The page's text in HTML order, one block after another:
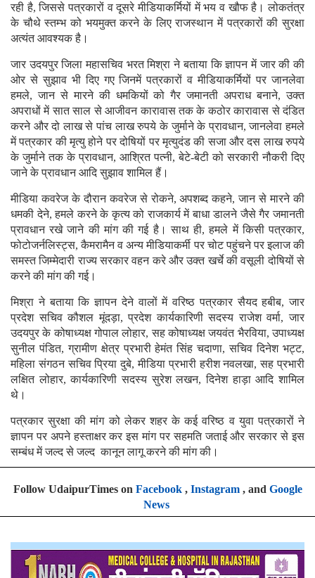
रही है, जिससे पत्रकारों व दूसरे मीडियाकर्मियों में भय व खौफ है। लोकतंत्र
के चौथे स्तम्भ को भयमुक्त करने के लिए राजस्थान में पत्रकारों की सुरक्षा
अत्यंत आवश्यक है।
जार उदयपुर जिला महासचिव भरत मिश्रा ने बताया कि ज्ञापन में जार की की
ओर से सुझाव भी दिए गए जिनमें पत्रकारों व मीडियाकर्मियों पर जानलेवा
हमले, जान से मारने की धमकियों को गैर जमानती अपराध बनाने, उक्त
अपराधों में सात साल से आजीवन कारावास तक के कठोर कारावास से दंडित
करने और दो लाख से पांच लाख रुपये के जुर्माने के प्रावधान, जानलेवा हमले
में पत्रकार की मृत्यु होने पर दोषियों पर मृत्युदंड की सजा और दस लाख रुपये
के जुर्माने तक के प्रावधान, आश्रित पत्नी, बेटे-बेटी को सरकारी नौकरी दिए
जाने के प्रावधान आदि सुझाव शामिल हैं।
मीडिया कवरेज के दौरान कवरेज से रोकने, अपशब्द कहने, जान से मारने की
धमकी देने, हमले करने के कृत्य को राजकार्य में बाधा डालने जैसे गैर जमानती
प्रावधान रखे जाने की मांग की गई है। साथ ही, हमले में किसी पत्रकार,
फोटोजर्नलिस्ट्स, कैमरामैन व अन्य मीडियाकर्मी पर चोट पहुंचने पर इलाज की
समस्त जिम्मेदारी राज्य सरकार वहन करे और उक्त खर्चे की वसूली दोषियों से
करने की मांग की गई।
मिश्रा ने बताया कि ज्ञापन देने वालों में वरिष्ठ पत्रकार सैयद हबीब, जार
प्रदेश सचिव कौशल मूंदड़ा, प्रदेश कार्यकारिणी सदस्य राजेश वर्मा, जार
उदयपुर के कोषाध्यक्ष गोपाल लोहार, सह कोषाध्यक्ष जयवंत भैरविया, उपाध्यक्ष
सुनील पंडित, ग्रामीण क्षेत्र प्रभारी हेमंत सिंह चदाणा, सचिव दिनेश भट्ट,
महिला संगठन सचिव प्रिया दुबे, मीडिया प्रभारी हरीश नवलखा, सह प्रभारी
लक्षित लोहार, कार्यकारिणी सदस्य सुरेश लखन, दिनेश हाड़ा आदि शामिल
थे।
पत्रकार सुरक्षा की मांग को लेकर शहर के कई वरिष्ठ व युवा पत्रकारों ने
ज्ञापन पर अपने हस्ताक्षर कर इस मांग पर सहमति जताई और सरकार से इस
सम्बंध में जल्द से जल्द कानून लागू करने की मांग की।
Follow UdaipurTimes on Facebook, Instagram, and Google
News